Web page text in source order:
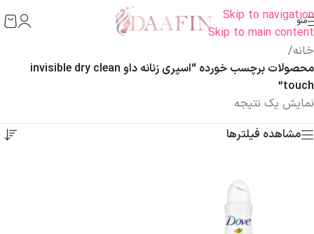
Skip to navigation
Skip to main content
منو
خانه/
محصولات برچسب خورده “اسپری زنانه داو invisible dry clean
touch”
نمایش یک نتیجه
مشاهده فیلترها